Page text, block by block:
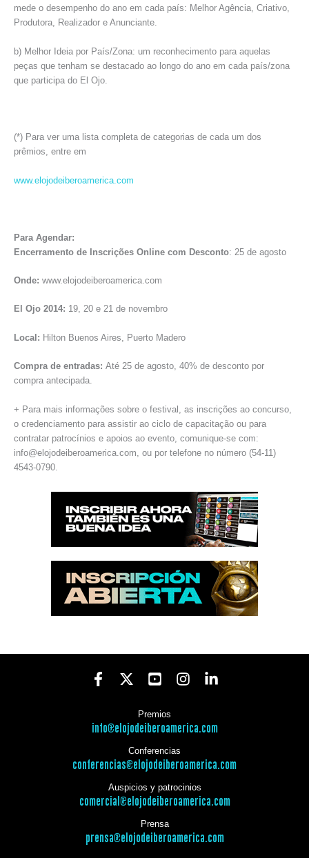
mede o desempenho do ano em cada país: Melhor Agência, Criativo,
Produtora, Realizador e Anunciante.
b) Melhor Ideia por País/Zona: um reconhecimento para aquelas
peças que tenham se destacado ao longo do ano em cada país/zona
que participa do El Ojo.
(*) Para ver uma lista completa de categorias de cada um dos
prêmios, entre em
www.elojodeiberoamerica.com
Para Agendar:
Encerramento de Inscrições Online com Desconto: 25 de agosto
Onde: www.elojodeiberoamerica.com
El Ojo 2014: 19, 20 e 21 de novembro
Local: Hilton Buenos Aires, Puerto Madero
Compra de entradas: Até 25 de agosto, 40% de desconto por
compra antecipada.
+ Para mais informações sobre o festival, as inscrições ao concurso,
o credenciamento para assistir ao ciclo de capacitação ou para
contratar patrocínios e apoios ao evento, comunique-se com:
info@elojodeiberoamerica.com, ou por telefone no número (54-11)
4543-0790.
Premios
info@elojodeiberoamerica.com
Conferencias
conferencias@elojodeiberoamerica.com
Auspicios y patrocinios
comercial@elojodeiberoamerica.com
Prensa
prensa@elojodeiberoamerica.com